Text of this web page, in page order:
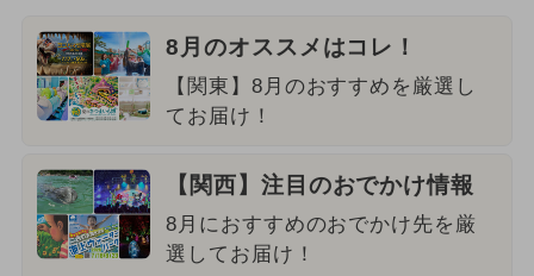
8月のオススメはコレ！
【関東】8月のおすすめを厳選し
てお届け！
【関西】注目のおでかけ情報
8月におすすめのおでかけ先を厳
選してお届け！